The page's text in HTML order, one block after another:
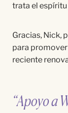
trata el
Gracias, Nick,
para
reciente
“Apoyo a